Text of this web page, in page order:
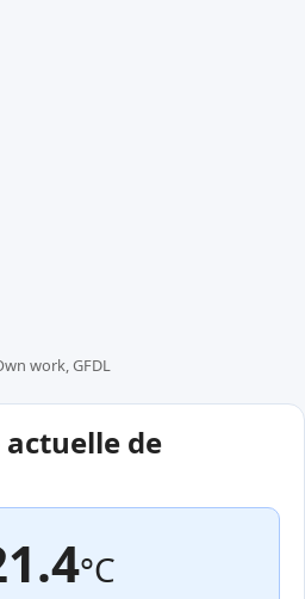
work, GFDL
de
°C